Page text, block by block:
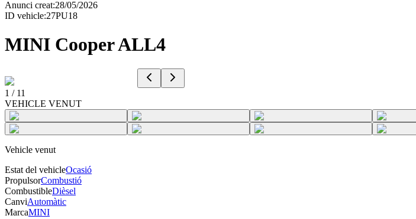
Anunci creat:28/05/2026
ID vehicle:27PU18
MINI Cooper ALL4
1 / 11
VEHICLE VENUT
Vehicle venut
Estat del vehicleOcasió
PropulsorCombustió
CombustibleDièsel
CanviAutomàtic
MarcaMINI